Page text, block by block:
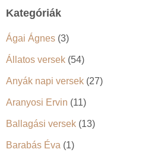
Kategóriák
Ágai Ágnes (3)
Állatos versek (54)
Anyák napi versek (27)
Aranyosi Ervin (11)
Ballagási versek (13)
Barabás Éva (1)